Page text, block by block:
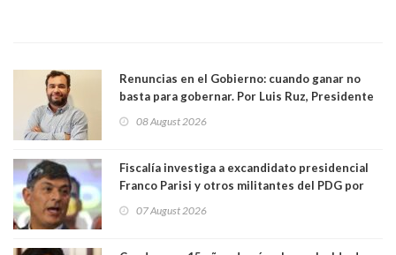
Renuncias en el Gobierno: cuando ganar no
basta para gobernar. Por Luis Ruz, Presidente
08 August 2026
Fiscalía investiga a excandidato presidencial
Franco Parisi y otros militantes del PDG por
07 August 2026